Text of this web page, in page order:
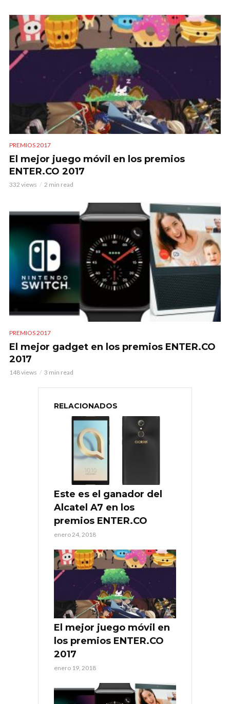
PREMIOS 2017
El mejor juego móvil en los premios
ENTER.CO 2017
332 views 2 min read
PREMIOS 2017
El mejor gadget en los premios ENTER.CO
2017
148 views 3 min read
RELACIONADOS
Este es el ganador del
Alcatel A7 en los
premios ENTER.CO
enero 24, 2018
El mejor juego móvil en
los premios ENTER.CO
2017
enero 19, 2018